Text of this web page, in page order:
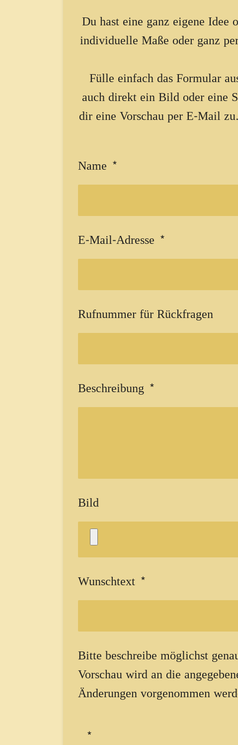
Du hast eine ganz eigene
individuelle Maße oder ganz
Fülle einfach das Formular
auch direkt ein Bild oder eine
dir eine Vorschau per E-Mail
Name *
E-Mail-Adresse *
Rufnummer für Rückfragen
Beschreibung *
Bild
Wunschtext *
Bitte beschreibe möglichst
Vorschau wird an die
Änderungen vorgenommen
*